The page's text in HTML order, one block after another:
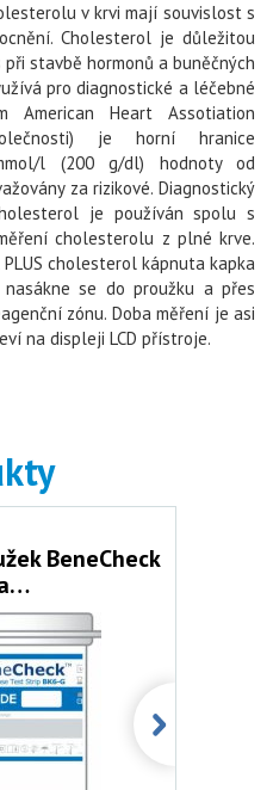
v krvi mají souvislost s
Cholesterol je důležitou
stavbě hormonů a buněčných
pro diagnostické a léčebné
American Heart Assotiation
je horní hranice
l (200 g/dl) hodnoty od
za rizikové. Diagnostický
je používán spolu s
cholesterolu z plné krve.
cholesterol kápnuta kapka
se do proužku a přes
zónu. Doba měření je asi
na displeji LCD přístroje.
BeneCheck